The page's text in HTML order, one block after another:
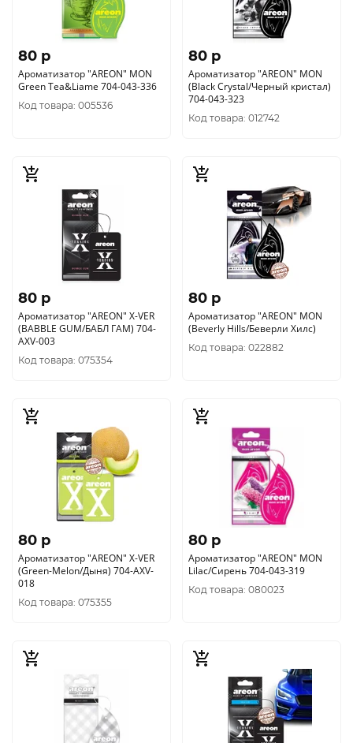
80 p
Ароматизатор "AREON" MОN
Green Tea&Liame 704-043-336
Код товара: 005536
80 p
Ароматизатор "AREON" MОN
(Black Crystal/Черный кристал)
704-043-323
Код товара: 012742
80 p
Ароматизатор "AREON" X-VER
(BABBLE GUM/БАБЛ ГАМ) 704-
AXV-003
Код товара: 075354
80 p
Ароматизатор "AREON" MON
(Beverly Hills/Беверли Хилс)
Код товара: 022882
80 p
Ароматизатор "AREON" X-VER
(Green-Melon/Дыня) 704-AXV-
018
Код товара: 075355
80 p
Ароматизатор "AREON" MON
Lilac/Сирень 704-043-319
Код товара: 080023